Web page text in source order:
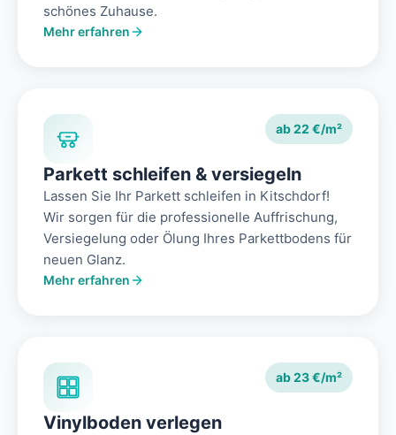
schönes Zuhause.
Mehr erfahren
ab 22 €/m²
Parkett schleifen & versiegeln
Lassen Sie Ihr Parkett schleifen in Kitschdorf!
Wir sorgen für die professionelle Auffrischung,
Versiegelung oder Ölung Ihres Parkettbodens für
neuen Glanz.
Mehr erfahren
ab 23 €/m²
Vinylboden verlegen